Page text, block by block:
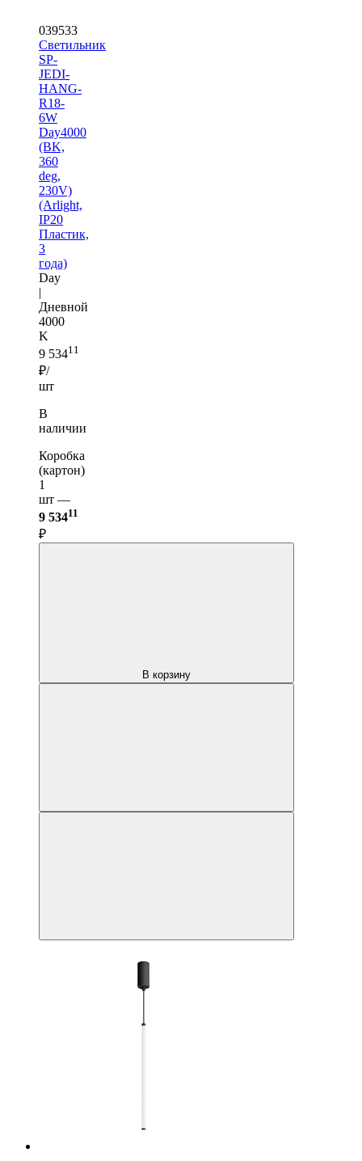
039533
Светильник
SP-
JEDI-
HANG-
R18-
6W
Day4000
(BK,
360
deg,
230V)
(Arlight,
IP20
Пластик,
3
года)
Day
|
Дневной
4000
K
9 53411
₽/
шт
В
наличии
Коробка
(картон)
1
шт —
9 53411
₽
В корзину